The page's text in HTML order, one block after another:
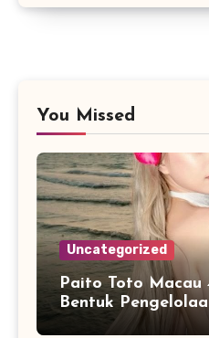
You Missed
Uncategorized
Paito Toto Macau
Bentuk
Digital yang